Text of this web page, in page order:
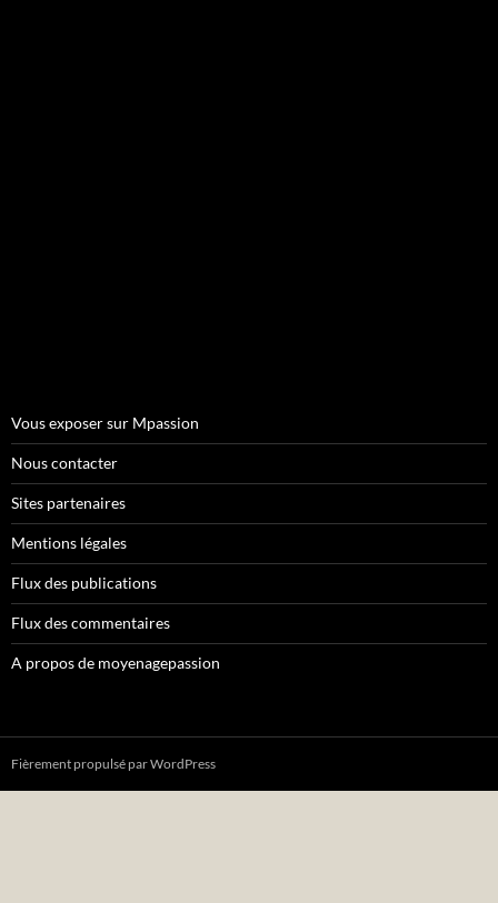
Vous exposer sur Mpassion
Nous contacter
Sites partenaires
Mentions légales
Flux des publications
Flux des commentaires
A propos de moyenagepassion
Fièrement propulsé par WordPress